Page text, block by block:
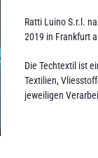
Ratti Luino S.r.l.
2019 in Frankfurt
Die Techtextil ist
Textilien,
jeweiligen